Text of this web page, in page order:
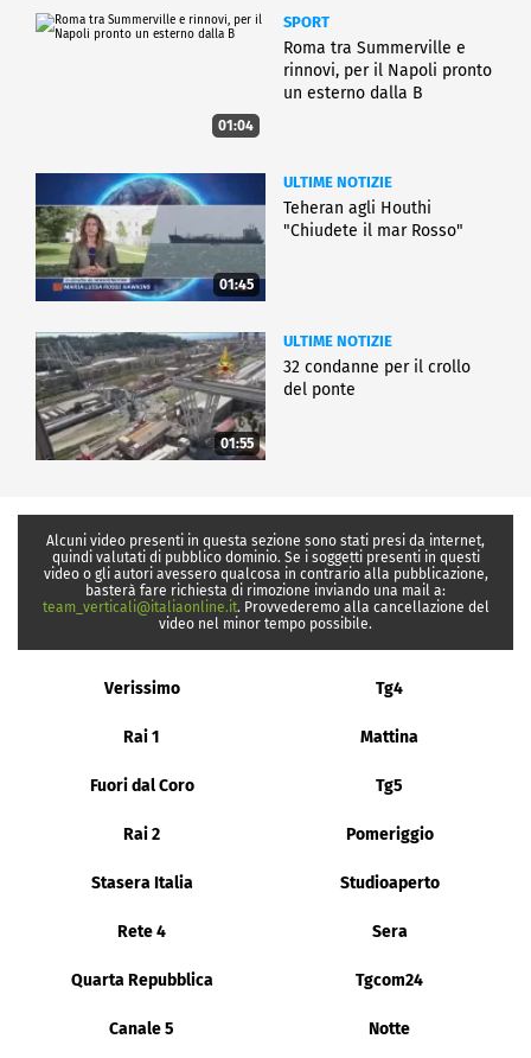
01:04
SPORT
Roma tra Summerville e
rinnovi, per il Napoli pronto
un esterno dalla B
01:45
ULTIME NOTIZIE
Teheran agli Houthi
"Chiudete il mar Rosso"
01:55
ULTIME NOTIZIE
32 condanne per il crollo
del ponte
Alcuni video presenti in questa sezione sono stati presi da internet,
quindi valutati di pubblico dominio. Se i soggetti presenti in questi
video o gli autori avessero qualcosa in contrario alla pubblicazione,
basterà fare richiesta di rimozione inviando una mail a:
team_verticali@italiaonline.it. Provvederemo alla cancellazione del
video nel minor tempo possibile.
Verissimo Tg4
Rai 1 Mattina
Fuori dal Coro Tg5
Rai 2 Pomeriggio
Stasera Italia Studioaperto
Rete 4 Sera
Quarta Repubblica Tgcom24
Canale 5 Notte